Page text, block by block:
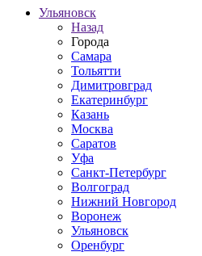
Ульяновск
Назад
Города
Самара
Тольятти
Димитровград
Екатеринбург
Казань
Москва
Саратов
Уфа
Санкт-Петербург
Волгоград
Нижний Новгород
Воронеж
Ульяновск
Оренбург